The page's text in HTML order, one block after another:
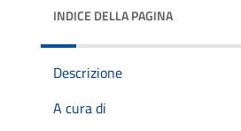
INDICE DELLA PAGINA
Descrizione
A cura di